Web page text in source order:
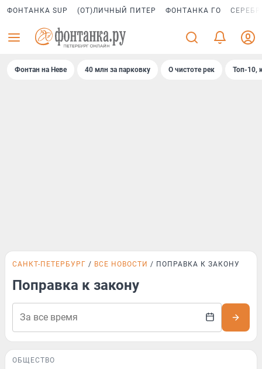
ФОНТАНКА SUP (ОТ)ЛИЧНЫЙ ПИТЕР ФОНТАНКА ГО
Фонтан на Неве 40 млн за парковку О чистоте рек Топ-10,
САНКТ-ПЕТЕРБУРГ ВСЕ НОВОСТИ ПОПРАВКА К ЗАКОНУ
Поправка к закону
ОБЩЕСТВО